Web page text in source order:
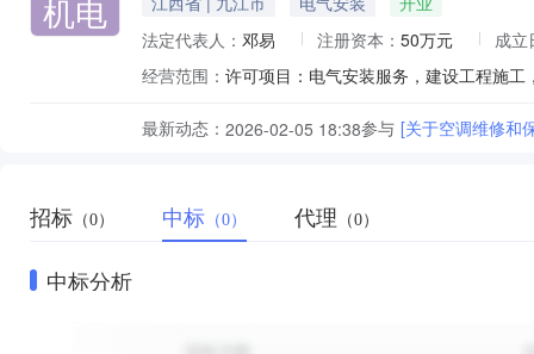
机电
法定代表人： 邓易 注册资本： 50万元
成立
经营范围：
最新动态： 2026-02-05 18:38参与 [关于空调维修和
招标 （0） 中标 （0） 代理 （0）
中标分析